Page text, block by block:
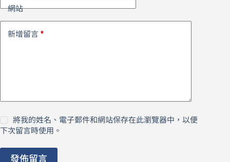
網站
新增留言 *
將我的姓名、電子郵件和網站保存在此瀏覽器中，以便
下次留言時使用。
發佈留言